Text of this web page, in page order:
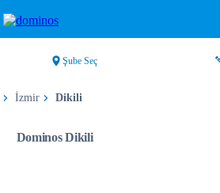
Şube Seç
İzmir Dikili
Dominos Dikili